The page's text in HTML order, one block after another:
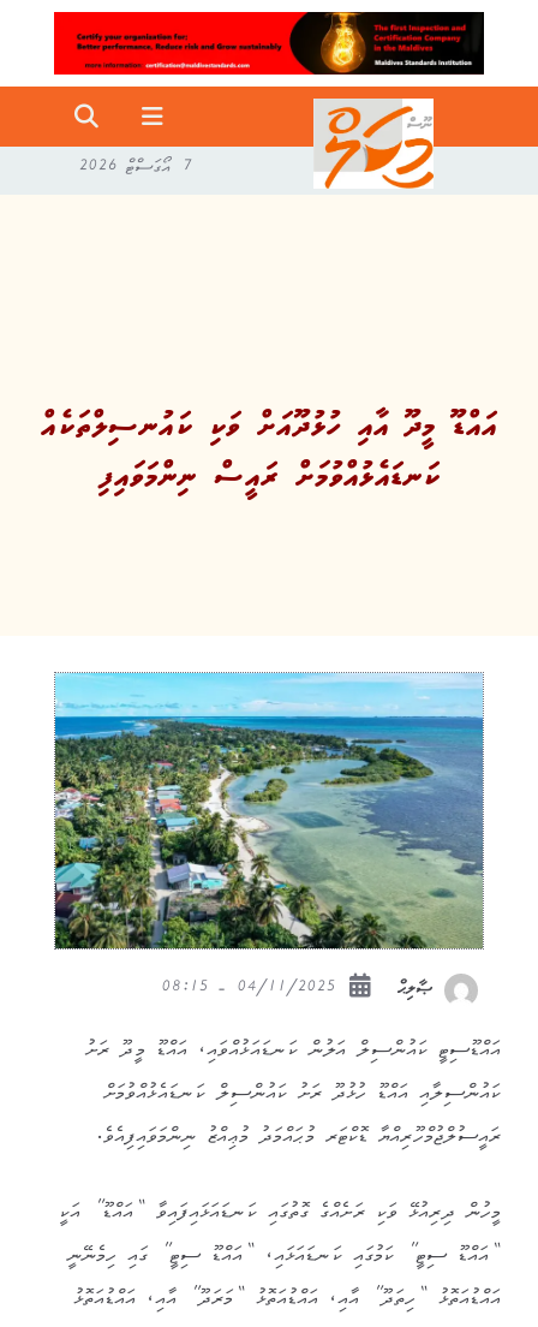
7 އޯގަސްޓް 2026
އައްޑޫ މީދޫ އާއި ހުޅުދޫއަށް ވަކި ކައުނސިލްތަކެއް
ކަނޑައެޅުއްވުމަށް ރައީސް ނިންމަވައިފި
ޞާލިޙް
އައްޑޫސިޓީ ކައުންސިލް އަލުން ކަނޑައަޅުއްވައި، އައްޑޫ މީދޫ ރަށު
ކައުންސިލާއި އައްޑޫ ހުޅުދޫ ރަށު ކައުންސިލް ކަނޑައެޅުއްވުމަށް
ރައީސުލްޖުމްހޫރިއްޔާ ޑޮކްޓަރ މުޙައްމަދު މުޢިއްޒު ނިންމަވައިފިއެވެ.
މީހުން ދިރިއުޅޭ ވަކި ރަށެއްގެ ގޮތުގައި ކަނޑައަޅައިފައިވާ “އައްޑޫ” އަކީ
“އައްޑޫ ސިޓީ” ކަމުގައި ކަނޑައަޅައި، “އައްޑޫ ސިޓީ” ގައި ހިމެނޭނީ
އައްޑުއަތޮޅު “ހިތަދޫ” އާއި، އައްޑުއަތޮޅު “މަރަދޫ” އާއި، އައްޑުއަތޮޅު